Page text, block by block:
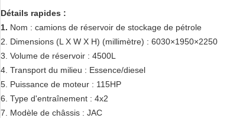
Détails rapides :
1. Nom : camions de réservoir de stockage de pétrole
2. Dimensions (L X W X H) (millimètre) : 6030×1950×2250
3. Volume de réservoir : 4500L
4. Transport du milieu : Essence/diesel
5. Puissance de moteur : 115HP
6. Type d'entraînement : 4x2
7. Modèle de châssis : JAC